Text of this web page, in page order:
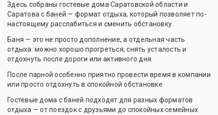
Здесь собраны гостевые дома Саратовской области и
Саратова с баней — формат отдыха, который позволяет по-
настоящему расслабиться и сменить обстановку.
Баня — это не просто дополнение, а отдельная часть
отдыха: можно хорошо прогреться, снять усталость и
отдохнуть после дороги или активного дня.
После парной особенно приятно провести время в компании
или просто отдохнуть в спокойной обстановке.
Гостевые дома с баней подходят для разных форматов
отдыха — от поездок с друзьями до спокойных семейных